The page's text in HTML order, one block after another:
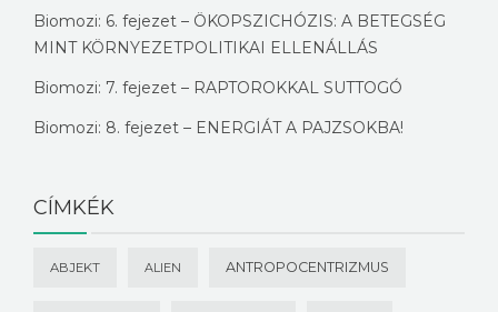
Biomozi: 6. fejezet – ÖKOPSZICHÓZIS: A BETEGSÉG
MINT KÖRNYEZETPOLITIKAI ELLENÁLLÁS
Biomozi: 7. fejezet – RAPTOROKKAL SUTTOGÓ
Biomozi: 8. fejezet – ENERGIÁT A PAJZSOKBA!
CÍMKÉK
ABJEKT ALIEN ANTROPOCENTRIZMUS